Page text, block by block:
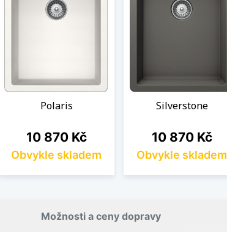
Polaris
Cena
10 870 Kč
Obvykle skladem
Silverstone
Cena
10 870 Kč
Obvykle skladem
Možnosti a ceny dopravy